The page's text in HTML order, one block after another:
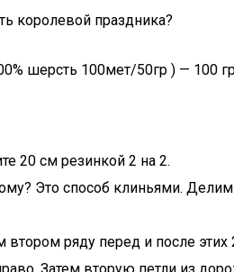
королевой праздника?
шерсть 100мет/50гр ) — 100
20 см резинкой 2 на 2.
Это способ клиньями.
ряду перед и после